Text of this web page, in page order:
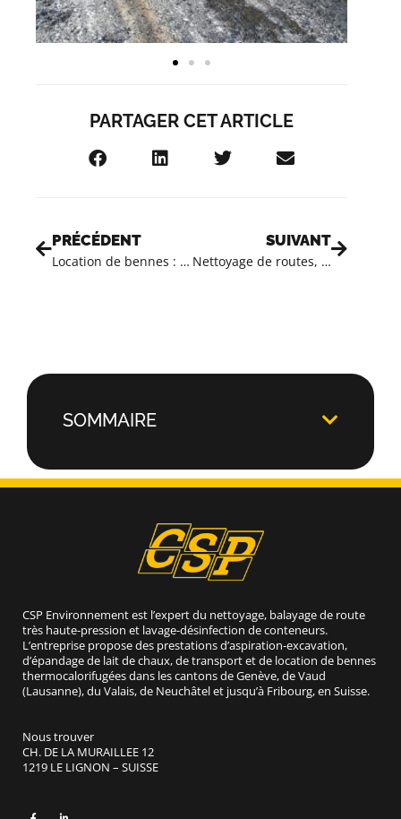
PARTAGER CET ARTICLE
PRÉCÉDENT
Location de bennes : évacuation des gravats de chantier en Suisse romande
SUIVANT
Nettoyage de routes, voiries et parking en Suisse Romande
SOMMAIRE
CSP Environnement est l’expert du nettoyage, balayage de route
très haute-pression et lavage-désinfection de conteneurs.
L’entreprise propose des prestations d’aspiration-excavation,
d’épandage de lait de chaux, de transport et de location de bennes
thermocalorifugées dans les cantons de Genève, de Vaud
(Lausanne), du Valais, de Neuchâtel et jusqu’à Fribourg, en Suisse.
Nous trouver
CH. DE LA MURAILLEE 12
1219 LE LIGNON – SUISSE